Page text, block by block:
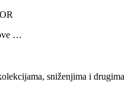
…
sniženjima i drugima